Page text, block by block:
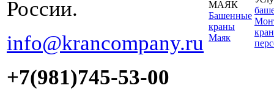
России.
info@krancompany.ru
+7(981)745-53-00
МАЯК
Башенные
краны
Маяк